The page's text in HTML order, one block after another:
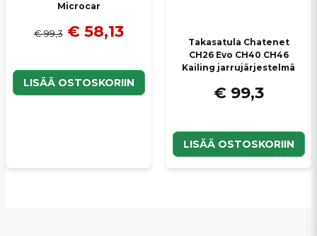
Microcar
€ 99,3 € 58,13
LISÄÄ OSTOSKORIIN
Takasatula Chatenet
CH26 Evo CH40 CH46
Kailing jarrujärjestelmä
€ 99,3
LISÄÄ OSTOSKORIIN